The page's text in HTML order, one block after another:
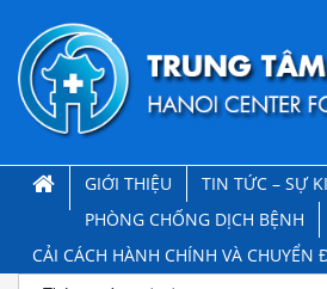
GIỚI THIỆU TIN TỨC – SỰ
PHÒNG CHỐNG DỊCH BỆNH
CẢI CÁCH HÀNH CHÍNH VÀ CHUYỂN